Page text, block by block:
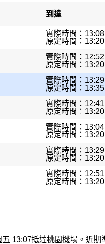
到達
實際時間：13:08
原定時間：13:20
實際時間：12:52
原定時間：13:20
實際時間：13:29
原定時間：13:35
實際時間：12:41
原定時間：13:20
實際時間：13:04
原定時間：13:20
實際時間：13:29
原定時間：13:20
實際時間：12:51
原定時間：13:20
13:07抵達桃園機場。近